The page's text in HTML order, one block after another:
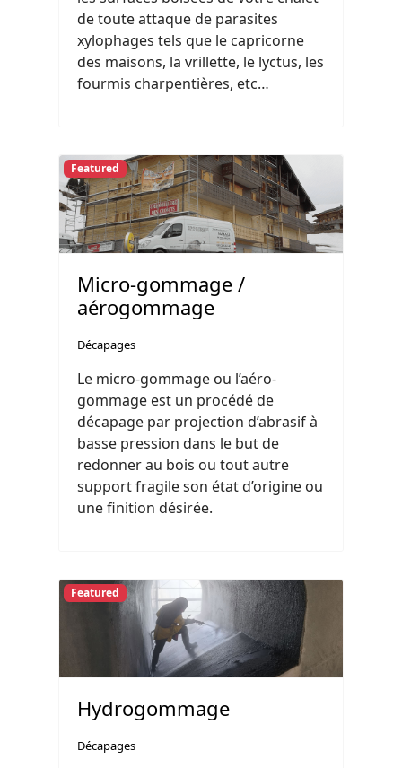
de toute attaque de parasites
xylophages tels que le capricorne
des maisons, la vrillette, le lyctus, les
fourmis charpentières, etc…
Featured
Micro-gommage /
aérogommage
Décapages
Le micro-gommage ou l’aéro-
gommage est un procédé de
décapage par projection d’abrasif à
basse pression dans le but de
redonner au bois ou tout autre
support fragile son état d’origine ou
une finition désirée.
Featured
Hydrogommage
Décapages